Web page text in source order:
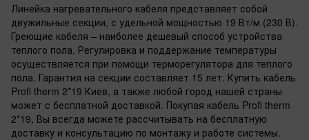
Линейка нагревательного кабеля представляет собой
двужильные секции, с удельной мощностью 19 Вт/м (230 В).
Греющие кабеля – наиболее дешевый способ устройства
теплого пола. Регулировка и поддержание температуры
осуществляется при помощи терморегулятора для теплого
пола. Гарантия на секции составляет 15 лет. Купить кабель
Profi therm 2*19 Киев, а также любой город нашей страны
может с бесплатной доставкой. Покупая кабель Profi therm
2*19, Вы всегда можете рассчитывать на бесплатную
доставку и консультацию по монтажу и работе системы.